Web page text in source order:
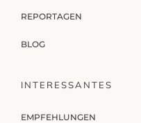
REPORTAGEN
BLOG
INTERESSANTES
EMPFEHLUNGEN